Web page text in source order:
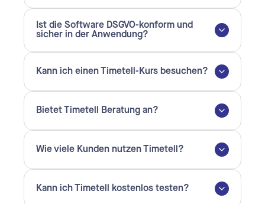
Ist die Software DSGVO-konform und
sicher in der Anwendung?
Kann ich einen Timetell-Kurs besuchen?
Bietet Timetell Beratung an?
Wie viele Kunden nutzen Timetell?
Kann ich Timetell kostenlos testen?